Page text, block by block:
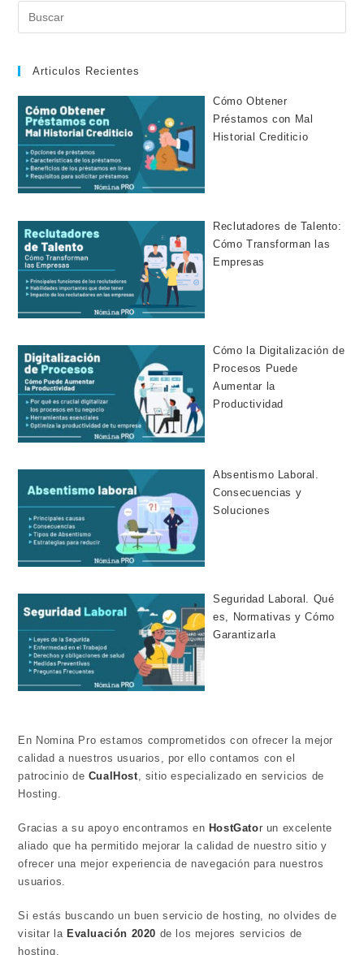
Articulos Recientes
Cómo Obtener
Préstamos con Mal
Historial Crediticio
Reclutadores de Talento:
Cómo Transforman las
Empresas
Cómo la Digitalización de
Procesos Puede
Aumentar la
Productividad
Absentismo Laboral.
Consecuencias y
Soluciones
Seguridad Laboral. Qué
es, Normativas y Cómo
Garantizarla
En Nomina Pro estamos comprometidos con ofrecer la mejor
calidad a nuestros usuarios, por ello contamos con el
patrocinio de CualHost , sitio especializado en servicios de
Hosting.
Gracias a su apoyo encontramos en HostGator un excelente
aliado que ha permitido mejorar la calidad de nuestro sitio y
ofrecer una mejor experiencia de navegación para nuestros
usuarios.
Si estás buscando un buen servicio de hosting, no olvides de
visitar laEvaluación 2020 de los mejores servicios de
hosting.